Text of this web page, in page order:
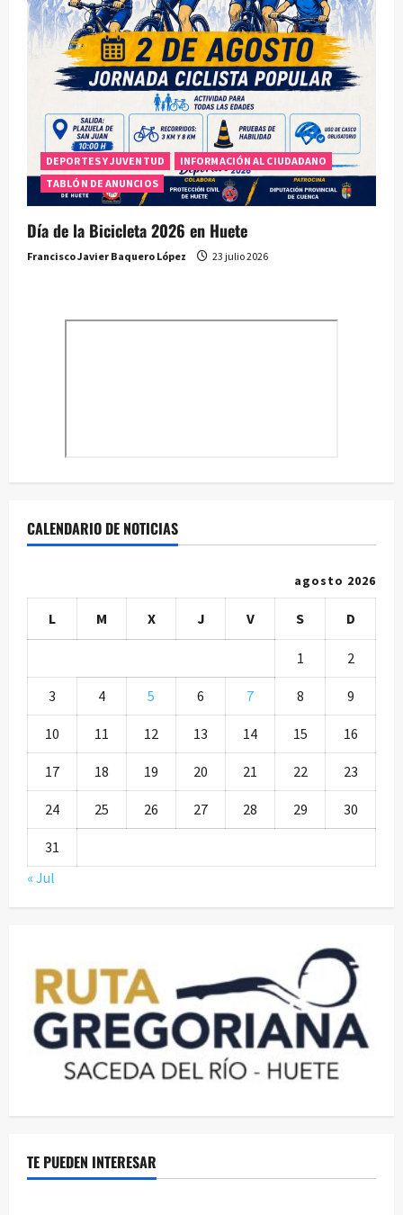
DEPORTES Y JUVENTUD
INFORMACIÓN AL CIUDADANO
TABLÓN DE ANUNCIOS
Día de la Bicicleta 2026 en Huete
Francisco Javier Baquero López 23 julio 2026
CALENDARIO DE NOTICIAS
agosto 2026
L M X J V S D
1 2
3 4 5 6 7 8 9
10 11 12 13 14 15 16
17 18 19 20 21 22 23
24 25 26 27 28 29 30
31
« Jul
TE PUEDEN INTERESAR